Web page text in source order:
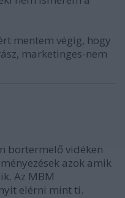
mentem végig, hogy
marketinges-nem
bortermelő vidéken
azok amik
Az MBM
elérni mint ti.